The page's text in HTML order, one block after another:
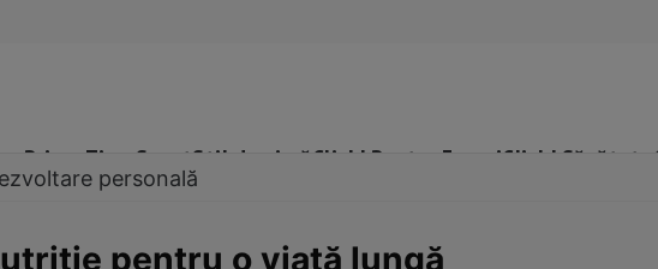
Prime Time SportStil de viațăClick! Pentru FemeiClick! Sănătate
personală
pentru o viaţă lungă